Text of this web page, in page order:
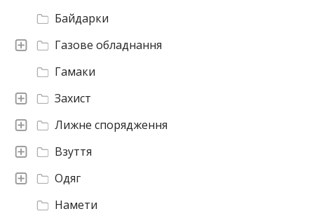
Намети
Одяг
Взуття
Лижне спорядження
Захист
Гамаки
Газове обладнання
Байдарки